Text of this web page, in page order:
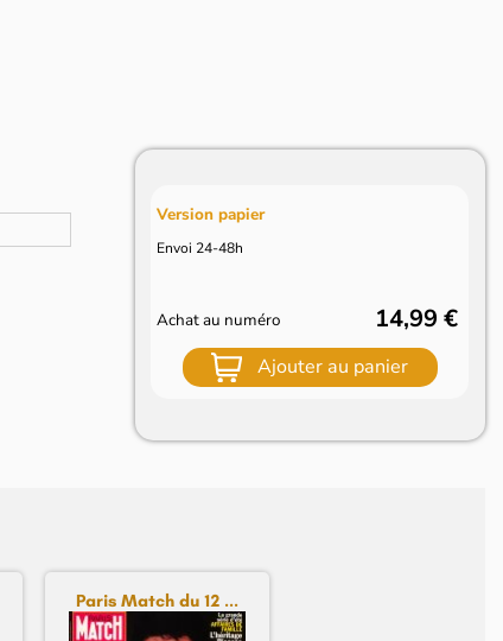
Version papier
Envoi 24-48h
Achat au numéro 14,99 €
Ajouter au panier
Paris Match du 12 ...